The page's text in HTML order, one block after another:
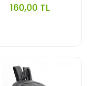
160,00 TL